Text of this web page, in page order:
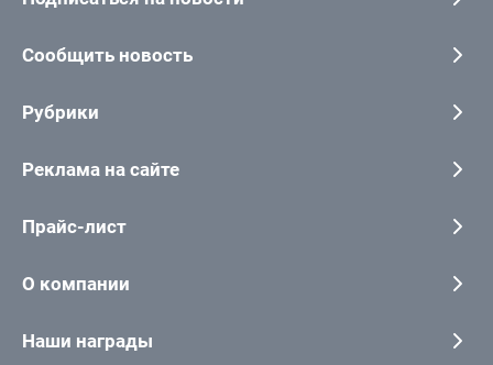
Сообщить новость
Рубрики
Реклама на сайте
Прайс-лист
О компании
Наши награды